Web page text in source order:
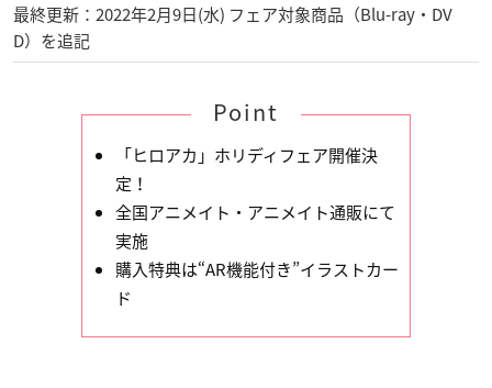
最終更新：2022年2月9日(水) フェア対象商品（Blu-ray・DV
D）を追記
Point
「ヒロアカ」ホリディフェア開催決
定！
全国アニメイト・アニメイト通販にて
実施
購入特典は“AR機能付き”イラストカー
ド